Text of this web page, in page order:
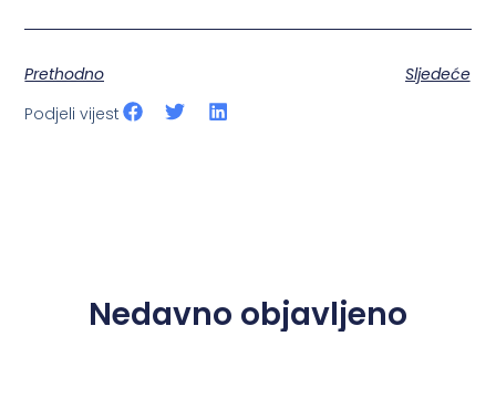
Prethodno
Sljedeće
Podjeli vijest
Nedavno objavljeno